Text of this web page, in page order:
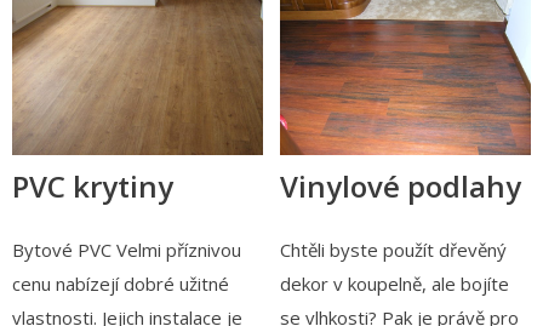
PVC krytiny
Bytové PVC Velmi příznivou
cenu nabízejí dobré užitné
vlastnosti. Jejich instalace je
Vinylové podlahy
Chtěli byste použít dřevěný
dekor v koupelně, ale bojíte
se vlhkosti? Pak je právě pro